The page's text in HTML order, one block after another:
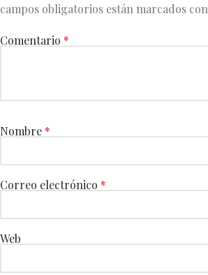
campos obligatorios están marcados con
Comentario *
Nombre *
Correo electrónico *
Web